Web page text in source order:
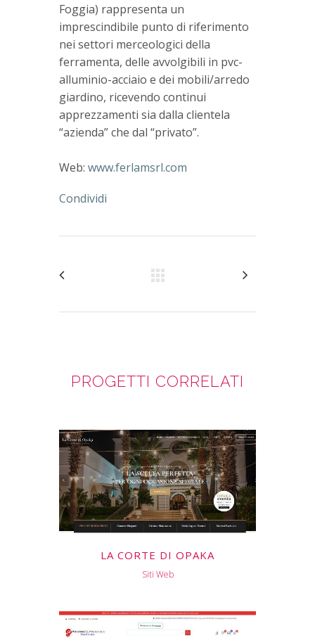
Foggia) rappresenta un
imprescindibile punto di riferimento
nei settori merceologici della
ferramenta, delle avvolgibili in pvc-
alluminio-acciaio e dei mobili/arredo
giardino, ricevendo continui
apprezzamenti sia dalla clientela
“azienda” che dal “privato”.
Web: www.ferlamsrl.com
Condividi
PROGETTI CORRELATI
LA CORTE DI OPAKA
Siti Web